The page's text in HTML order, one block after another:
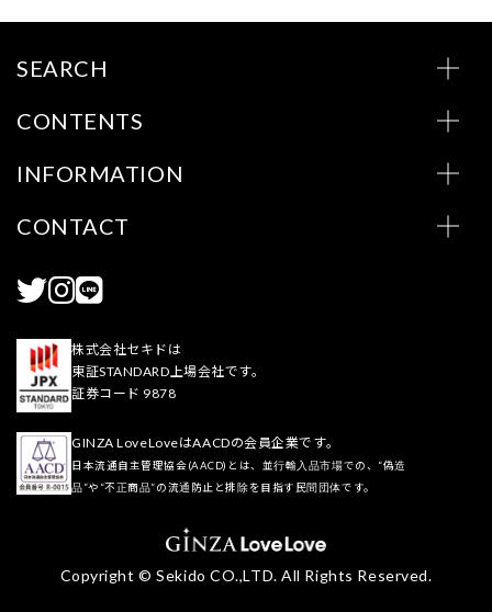
SEARCH
CONTENTS
INFORMATION
CONTACT
株式会社セキドは
東証STANDARD上場会社です。
証券コード 9878
GINZA LoveLoveはAACDの会員企業です。
日本流通自主管理協会(AACD)とは、並行輸入品市場での、“偽造
品”や“不正商品”の流通防止と排除を目指す民間団体です。
Copyright © Sekido CO.,LTD. All Rights Reserved.